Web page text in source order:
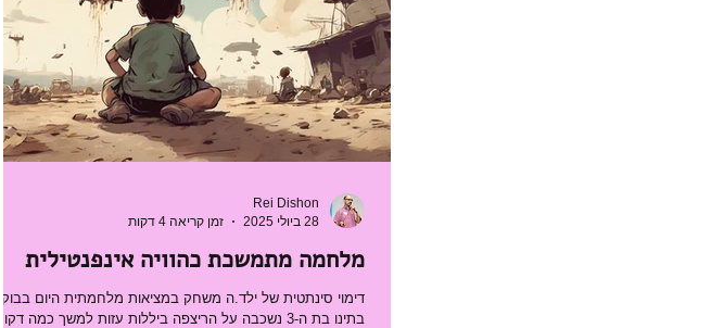
מלחמה מתמשכת כהוויה אינפנטילית
דימוי סינתטית של ילד.ה משחק במציאות מלחמתית היום בבוקר
בתינו בת ה-3 נשכבה על הריצפה ביללות עזות למשך כמה דקות
Rei Dishon
28 ביולי 2025
זמן קריאה 4 דקות